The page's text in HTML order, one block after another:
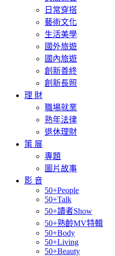
日常穿搭
藝術文化
生活美學
國外旅遊
國內旅遊
創新善終
創新長照
理 財
職場就業
熟年法律
退休理財
策 展
專題
圖片故事
影 音
50+People
50+Talk
50+讀者Show
50+熟齡MV特輯
50+Body
50+Living
50+Beauty